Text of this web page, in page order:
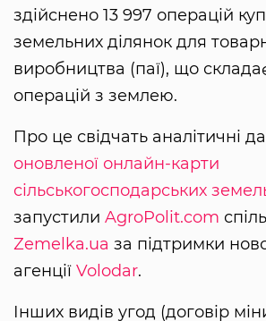
здійснено 13 997 операцій
земельних ділянок для
виробництва (паї), що складає
операцій з землею.
Про це свідчать аналітичні
оновленої онлайн-карти
сільськогосподарських
запустили AgroPolit.com
Zemelka.ua за підтримки
агенції Volodar.
Інших видів угод (договір